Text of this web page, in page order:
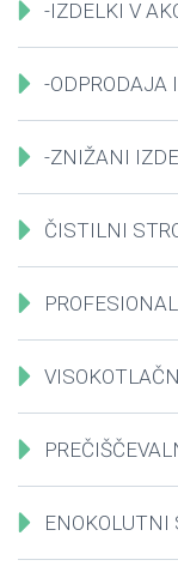
-IZDELKI V
-ODPRODAJA
-ZNIŽANI
ČISTILNI
ENOKOLUTNI